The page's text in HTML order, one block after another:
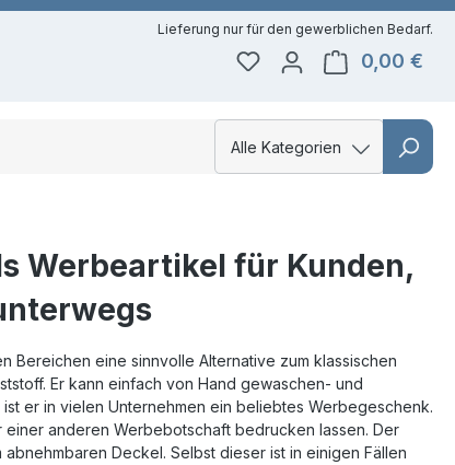
Du hast 0 Produkte auf
0,00 €
Alle Kategorien
Thermobecher
Werbeartikel für Kunden,
Bereichen eine sinnvolle Alternative zum klassischen
Er kann einfach von Hand gewaschen- und
er in vielen Unternehmen ein beliebtes Werbegeschenk.
einer anderen Werbebotschaft bedrucken lassen. Der
Deckel. Selbst dieser ist in einigen Fällen